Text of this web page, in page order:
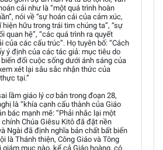
cải như là “một quá trình hoàn
nói về “sự hoán cải của cảm xúc,
hiện hữu trong trái tim chúng ta”, “sự
quan hệ”, “các quá trình ra quyết
của các cấu trúc”. Họ tuyên bố: “Cách
ý định của các tác giả: mục tiêu do
đổi cuộc sống dưới ánh sáng của
xét lại sâu sắc nhận thức của
tại.”
lầm giáo lý cơ bản trong đoạn 28,
là “khía cạnh cấu thành của Giáo
bác mạnh mẽ: “Phải nhắc lại một
Chúa Giêsu Kitô đã đặt nền
Ngài đã định nghĩa bản chất bất biến
là Thánh thiện, Công Giáo và Tông
giám mục nào, kể cả Giáo hoàng, có